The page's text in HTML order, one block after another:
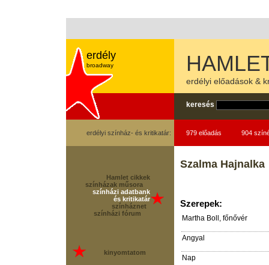
erdély
broadway
erdélyi előadások &
keresés
erdélyi színház- és kritikatár: 979 előadás 904
Szalma Hajnalka
Szerepek:
Martha Boll, főnővér
Angyal
Nap
Hamlet cikkek
színházak műsora
színházi adatbank
és kritikatár
színháznet
színházi fórum
kinyomtatom